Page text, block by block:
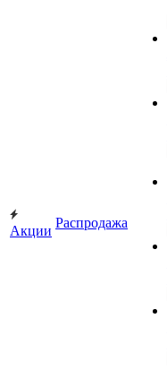
Акции
Распродажа